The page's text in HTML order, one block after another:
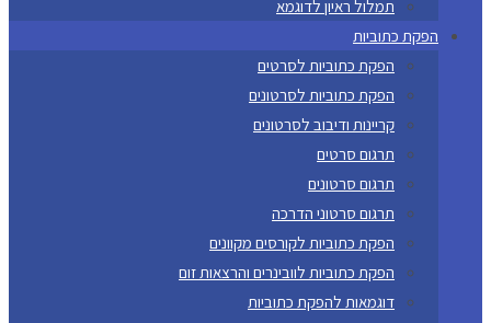
תמלול ראיון לדוגמא
הפקת כתוביות
הפקת כתוביות לסרטים
הפקת כתוביות לסרטונים
קריינות ודיבוב לסרטונים
תרגום סרטים
תרגום סרטונים
תרגום סרטוני הדרכה
הפקת כתוביות לקורסים מקוונים
הפקת כתוביות לוובינרים והרצאות זום
דוגמאות להפקת כתוביות